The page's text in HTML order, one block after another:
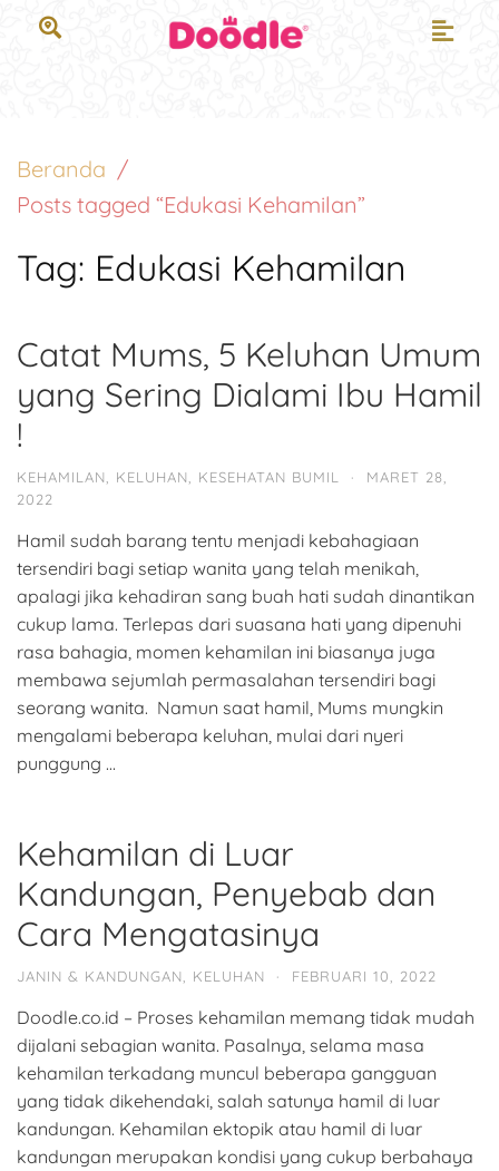
Beranda
Posts tagged “Edukasi Kehamilan”
Tag: Edukasi Kehamilan
Catat Mums, 5 Keluhan Umum
yang Sering Dialami Ibu Hamil
!
KEHAMILAN KELUHAN KESEHATAN BUMIL ·
MARET 28,
2022
Hamil sudah barang tentu menjadi kebahagiaan
tersendiri bagi setiap wanita yang telah menikah,
apalagi jika kehadiran sang buah hati sudah dinantikan
cukup lama. Terlepas dari suasana hati yang dipenuhi
rasa bahagia, momen kehamilan ini biasanya juga
membawa sejumlah permasalahan tersendiri bagi
seorang wanita. Namun saat hamil, Mums mungkin
mengalami beberapa keluhan, mulai dari nyeri
punggung …
Kehamilan di Luar
Kandungan, Penyebab dan
Cara Mengatasinya
JANIN & KANDUNGAN KELUHAN · FEBRUARI 10, 2022
Doodle.co.id – Proses kehamilan memang tidak mudah
dijalani sebagian wanita. Pasalnya, selama masa
kehamilan terkadang muncul beberapa gangguan
yang tidak dikehendaki, salah satunya hamil di luar
kandungan. Kehamilan ektopik atau hamil di luar
kandungan merupakan kondisi yang cukup berbahaya